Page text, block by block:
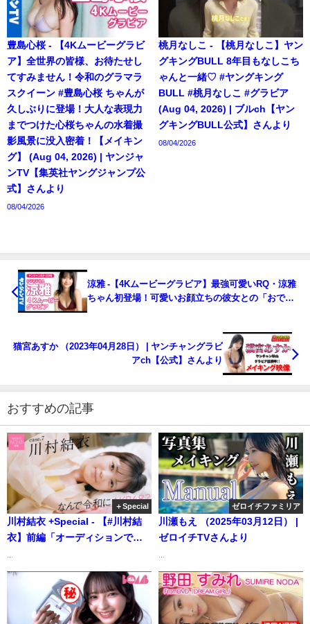
豊島心桜 - 【4Kムービーグラビ
ア】全世界の皆様、お待たせし
てすみません！令和のグラマラ
スクイーン #豊島心桜 ちゃんが
久しぶりに登場！大人な表現力
までつけた心桜ちゃんの水着撮
影風景に没入密着！【メイキン
グ】 (Aug 04, 2026) | ヤンジャ
ンTV【集英社ヤングジャンプ公
式】さんより
08/04/2026
桃月なしこ - 【桃月なしこ】ヤン
グキングBULL 8年目もなしこち
ゃんと一緒♡ #ヤングキング
BULL #桃月なしこ #グラビア
(Aug 04, 2026) | ブルch【ヤン
グキングBULL公式】さんより
08/04/2026
涼雅 -【4Kムービーグラビア】最強可愛いRQ・涼雅
ちゃん初登場！可愛いお顔立ちの彼女との「おでか
ジャンTV【集英社ヤングジャンプ公式】さんより
猫宮あすか （2023年04月28日） | ヤンチャングラビ
アch【公式】さんより
おすすめの記事
＋Special
川村結衣 +Special - 【#川村結
衣】前編「オーディションで
て』と話したら、『そんなこと
ないですよ』と励まされまし
た」――なんで令和にAKB48？
Case.7 川村結衣【#AKB48】
ゼロイチファミリア
川瀬もえ （2025年03月12日） |
ゼロイチTVさんより